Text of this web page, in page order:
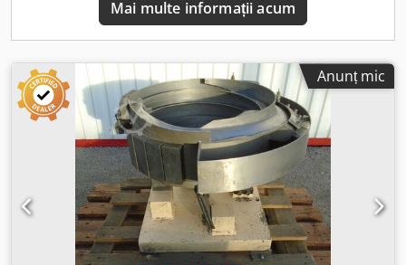
Mai multe informații acum
Anunț mic